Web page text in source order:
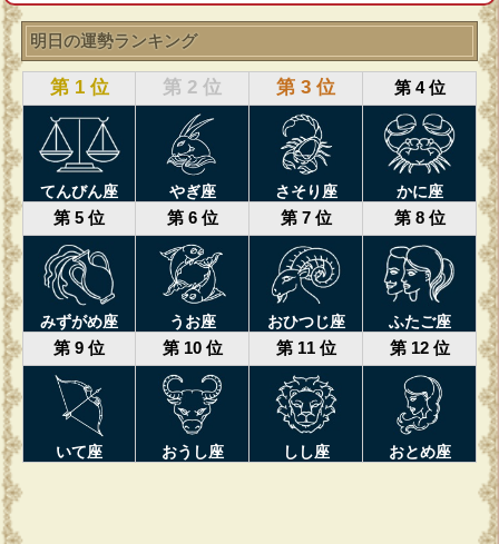
明日の運勢ランキング
第 1 位 第 2 位 第 3 位 第 4 位
てんびん座 やぎ座 さそり座 かに座
第 5 位 第 6 位 第 7 位 第 8 位
みずがめ座 うお座 おひつじ座 ふたご座
第 9 位 第 10 位 第 11 位 第 12 位
いて座 おうし座 しし座 おとめ座